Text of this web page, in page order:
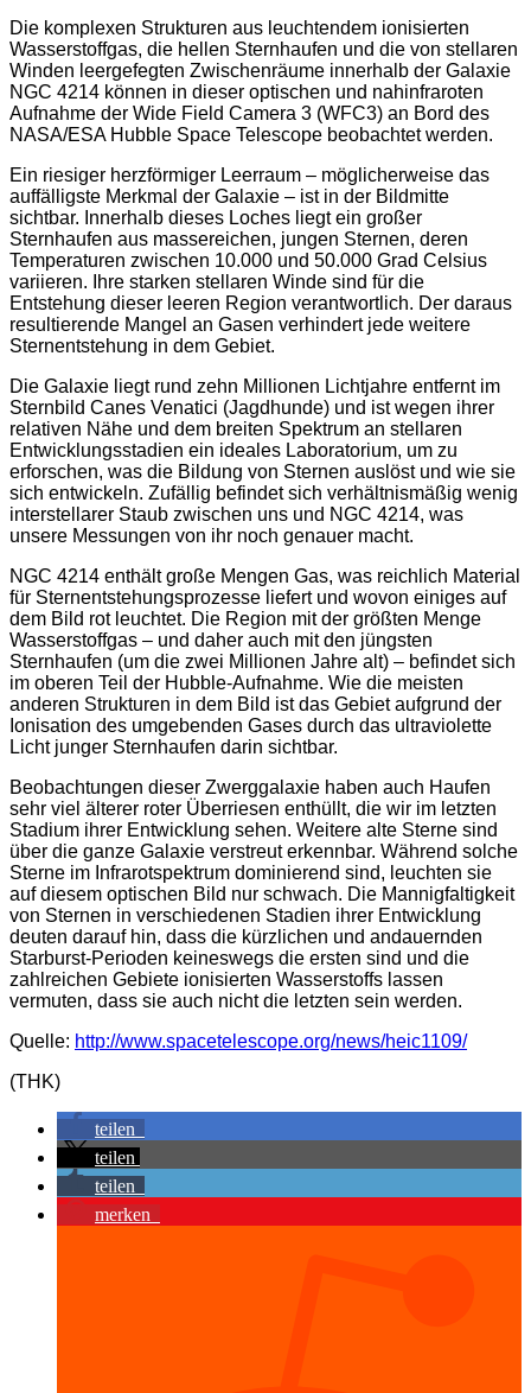
Die komplexen Strukturen aus leuchtendem ionisierten
Wasserstoffgas, die hellen Sternhaufen und die von stellaren
Winden leergefegten Zwischenräume innerhalb der Galaxie
NGC 4214 können in dieser optischen und nahinfraroten
Aufnahme der Wide Field Camera 3 (WFC3) an Bord des
NASA/ESA Hubble Space Telescope beobachtet werden.
Ein riesiger herzförmiger Leerraum – möglicherweise das
auffälligste Merkmal der Galaxie – ist in der Bildmitte
sichtbar. Innerhalb dieses Loches liegt ein großer
Sternhaufen aus massereichen, jungen Sternen, deren
Temperaturen zwischen 10.000 und 50.000 Grad Celsius
variieren. Ihre starken stellaren Winde sind für die
Entstehung dieser leeren Region verantwortlich. Der daraus
resultierende Mangel an Gasen verhindert jede weitere
Sternentstehung in dem Gebiet.
Die Galaxie liegt rund zehn Millionen Lichtjahre entfernt im
Sternbild Canes Venatici (Jagdhunde) und ist wegen ihrer
relativen Nähe und dem breiten Spektrum an stellaren
Entwicklungsstadien ein ideales Laboratorium, um zu
erforschen, was die Bildung von Sternen auslöst und wie sie
sich entwickeln. Zufällig befindet sich verhältnismäßig wenig
interstellarer Staub zwischen uns und NGC 4214, was
unsere Messungen von ihr noch genauer macht.
NGC 4214 enthält große Mengen Gas, was reichlich Material
für Sternentstehungsprozesse liefert und wovon einiges auf
dem Bild rot leuchtet. Die Region mit der größten Menge
Wasserstoffgas – und daher auch mit den jüngsten
Sternhaufen (um die zwei Millionen Jahre alt) – befindet sich
im oberen Teil der Hubble-Aufnahme. Wie die meisten
anderen Strukturen in dem Bild ist das Gebiet aufgrund der
Ionisation des umgebenden Gases durch das ultraviolette
Licht junger Sternhaufen darin sichtbar.
Beobachtungen dieser Zwerggalaxie haben auch Haufen
sehr viel älterer roter Überriesen enthüllt, die wir im letzten
Stadium ihrer Entwicklung sehen. Weitere alte Sterne sind
über die ganze Galaxie verstreut erkennbar. Während solche
Sterne im Infrarotspektrum dominierend sind, leuchten sie
auf diesem optischen Bild nur schwach. Die Mannigfaltigkeit
von Sternen in verschiedenen Stadien ihrer Entwicklung
deuten darauf hin, dass die kürzlichen und andauernden
Starburst-Perioden keineswegs die ersten sind und die
zahlreichen Gebiete ionisierten Wasserstoffs lassen
vermuten, dass sie auch nicht die letzten sein werden.
Quelle: http://www.spacetelescope.org/news/heic1109/
(THK)
teilen
teilen
teilen
merken